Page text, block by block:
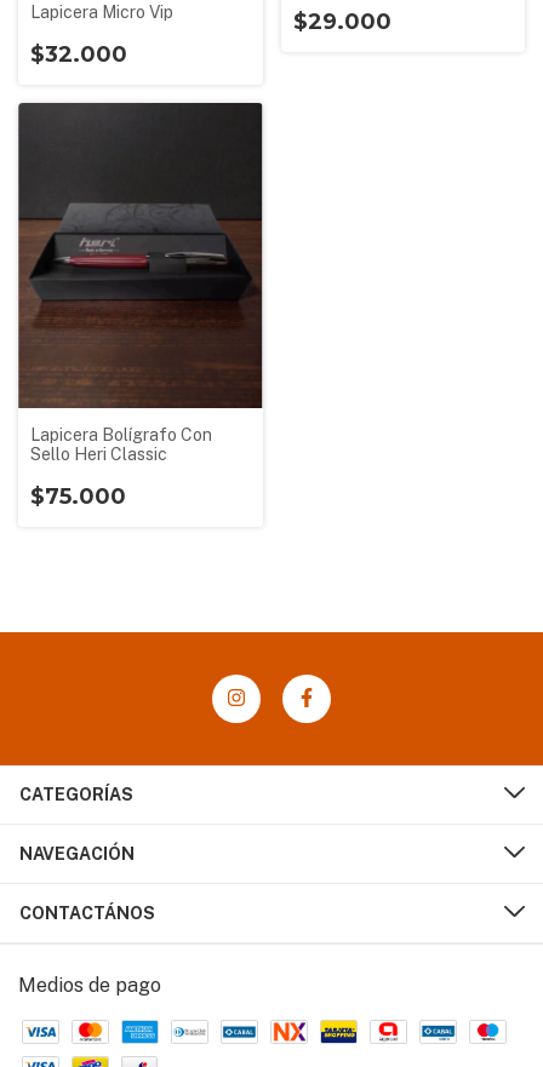
Lapicera Micro Vip
$32.000
$29.000
Lapicera Bolígrafo Con
Sello Heri Classic
$75.000
CATEGORÍAS
NAVEGACIÓN
CONTACTÁNOS
Medios de pago